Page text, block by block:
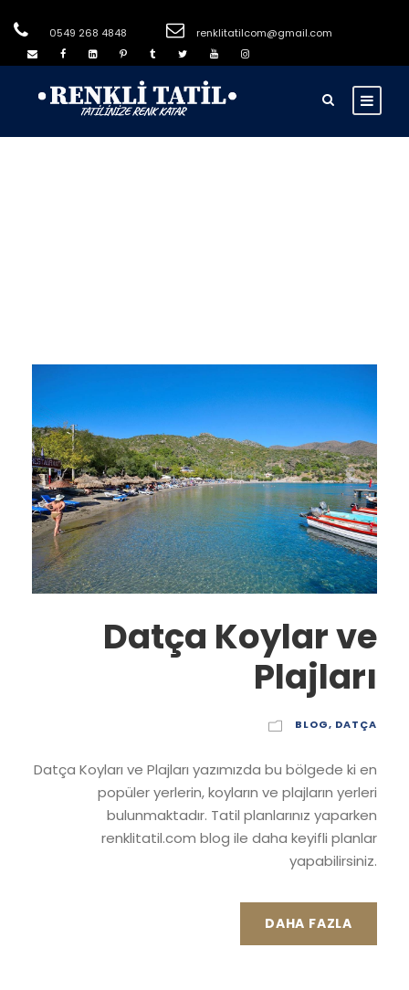
0549 268 4848 renklitatilcom@gmail.com
Datça Koylar ve
Plajları
BLOG, DATÇA
Datça Koyları ve Plajları yazımızda bu bölgede ki en
popüler yerlerin, koyların ve plajların yerleri
bulunmaktadır. Tatil planlarınız yaparken
renklitatil.com blog ile daha keyifli planlar
yapabilirsiniz.
DAHA FAZLA